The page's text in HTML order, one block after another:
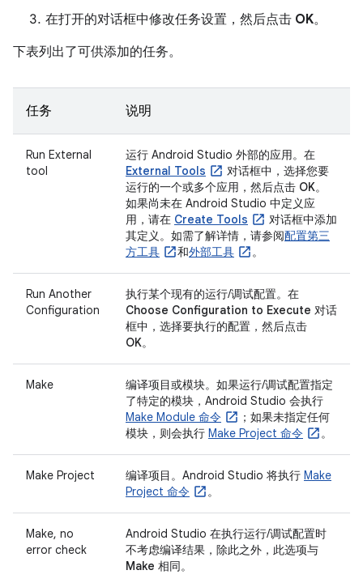
在打开的对话框中修改任务设置，然后点击 OK。
下表列出了可供添加的任务。
任务 说明
Run External
tool
运行 Android Studio 外部的应用。在
External Tools
对话框中，选择您要
运行的一个或多个应用，然后点击 OK。
如果尚未在 Android Studio 中定义应
用，请在 Create Tools
对话框中添加
其定义。如需了解详情，请参阅配置第三
方工具
和外部工具 。
Run Another
Configuration
执行某个现有的运行/调试配置。在
Choose Configuration to Execute 对话
框中，选择要执行的配置，然后点击
OK。
Make
编译项目或模块。如果运行/调试配置指定
了特定的模块，Android Studio 会执行
Make Module 命令
；如果未指定任何
模块，则会执行 Make Project 命令 。
Make Project 编译项目。Android Studio 将执行 Make
Project 命令
。
Make, no
error check
Android Studio 在执行运行/调试配置时
不考虑编译结果，除此之外，此选项与
Make 相同。